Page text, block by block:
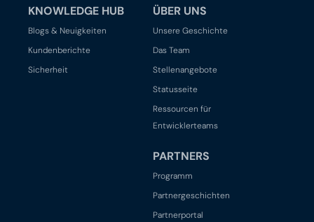
KNOWLEDGE HUB
Blogs & Neuigkeiten
Kundenberichte
Sicherheit
ÜBER UNS
Unsere Geschichte
Das Team
Stellenangebote
Statusseite
Ressourcen für
Entwicklerteams
PARTNERS
Programm
Partnergeschichten
Partnerportal